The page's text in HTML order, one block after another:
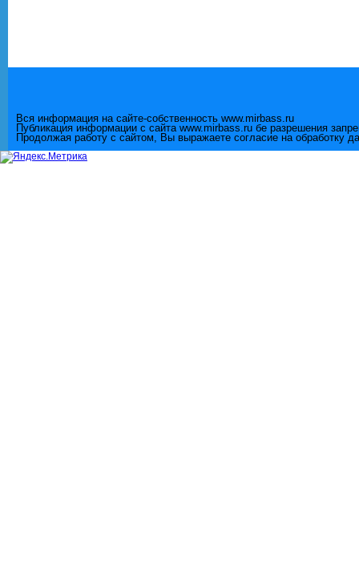
Вся информация на сайте-собственность www.mirbass.ru
Публикация информации с сайта www.mirbass.ru бе разрешения
Продолжая работу с сайтом, Вы выражаете согласие на обработку